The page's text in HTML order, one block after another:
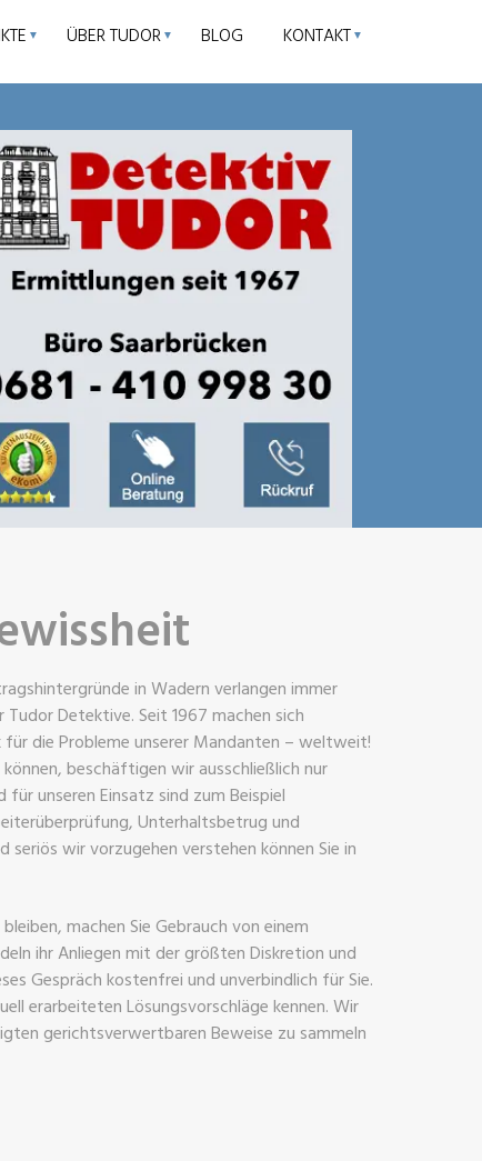
▼ ÜBER TUDOR ▼ BLOG KONTAKT ▼
in Wadern verlangen immer
Detektive. Seit 1967 machen sich
die Probleme unserer Mandanten – weltweit!
beschäftigen wir ausschließlich nur
unseren Einsatz sind zum Beispiel
Unterhaltsbetrug und
seriös wir vorzugehen verstehen können Sie in
machen Sie Gebrauch von einem
ihr Anliegen mit der größten Diskretion und
Gespräch kostenfrei und unverbindlich für Sie.
erarbeiteten Lösungsvorschläge kennen. Wir
gerichtsverwertbaren Beweise zu sammeln